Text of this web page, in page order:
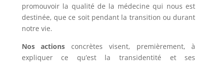
promouvoir la qualité de la médecine qui nous est
destinée, que ce soit pendant la transition ou durant
notre vie.
Nos actions concrètes visent, premièrement, à
expliquer ce qu’est la transidentité et ses